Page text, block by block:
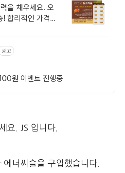
을 채우세요. 오
합리적인 가격으
광고
원 이벤트 진행중
요. JS 입니다.
에너씨슬을 구입했습니다.